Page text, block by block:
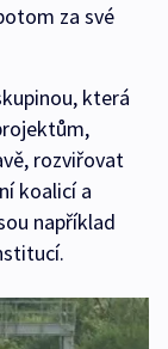
za své
která
rozviřovat
koalicí a
například